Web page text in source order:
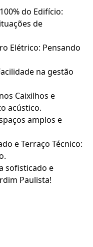
do Edifício:
de
Elétrico: Pensando
na gestão
Caixilhos e
acústico.
amplos e
e Terraço Técnico:
sofisticado e
Paulista!